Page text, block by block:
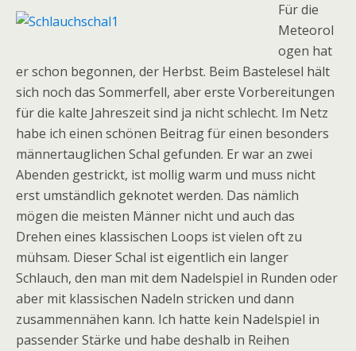
Für die
Meteorol
ogen hat
er schon begonnen, der Herbst. Beim Bastelesel hält
sich noch das Sommerfell, aber erste Vorbereitungen
für die kalte Jahreszeit sind ja nicht schlecht. Im Netz
habe ich einen schönen Beitrag für einen besonders
männertauglichen Schal gefunden. Er war an zwei
Abenden gestrickt, ist mollig warm und muss nicht
erst umständlich geknotet werden. Das nämlich
mögen die meisten Männer nicht und auch das
Drehen eines klassischen Loops ist vielen oft zu
mühsam. Dieser Schal ist eigentlich ein langer
Schlauch, den man mit dem Nadelspiel in Runden oder
aber mit klassischen Nadeln stricken und dann
zusammennähen kann. Ich hatte kein Nadelspiel in
passender Stärke und habe deshalb in Reihen